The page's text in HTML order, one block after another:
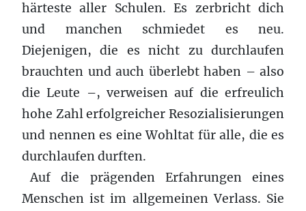
härteste aller Schulen. Es zerbricht dich
und manchen schmiedet es neu.
Diejenigen, die es nicht zu durchlaufen
brauchten und auch überlebt haben – also
die Leute –, verweisen auf die erfreulich
hohe Zahl erfolgreicher Resozialisierungen
und nennen es eine Wohltat für alle, die es
durchlaufendurften.
Auf die prägenden Erfahrungen eines
Menschen ist im allgemeinen Verlass. Sie